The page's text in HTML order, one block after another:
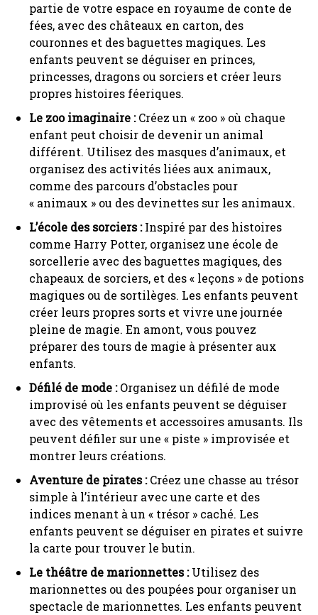
partie de votre espace en royaume de conte de
fées, avec des châteaux en carton, des
couronnes et des baguettes magiques. Les
enfants peuvent se déguiser en princes,
princesses, dragons ou sorciers et créer leurs
propres histoires féeriques.
Le zoo imaginaire :Créez un « zoo » où chaque
enfant peut choisir de devenir un animal
différent. Utilisez des masques d’animaux, et
organisez des activités liées aux animaux,
comme des parcours d’obstacles pour
« animaux » ou des devinettes sur les animaux.
L’école des sorciers :Inspiré par des histoires
comme Harry Potter, organisez une école de
sorcellerie avec des baguettes magiques, des
chapeaux de sorciers, et des « leçons » de potions
magiques ou de sortilèges. Les enfants peuvent
créer leurs propres sorts et vivre une journée
pleine de magie. En amont, vous pouvez
préparer des tours de magie à présenter aux
enfants.
Défilé de mode :Organisez un défilé de mode
improvisé où les enfants peuvent se déguiser
avec des vêtements et accessoires amusants. Ils
peuvent défiler sur une « piste » improvisée et
montrer leurs créations.
Aventure de pirates :Créez une chasse au trésor
simple à l’intérieur avec une carte et des
indices menant à un « trésor » caché. Les
enfants peuvent se déguiser en pirates et suivre
la carte pour trouver le butin.
Le théâtre de marionnettes :Utilisez des
marionnettes ou des poupées pour organiser un
spectacle de marionnettes. Les enfants peuvent